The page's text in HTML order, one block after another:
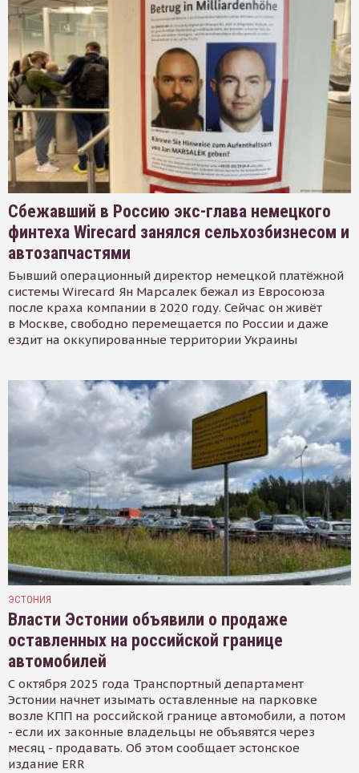
Сбежавший в Россию экс-глава немецкого
финтеха Wirecard занялся сельхозбизнесом и
автозапчастями
Бывший операционный директор немецкой платёжной
системы Wirecard Ян Марсалек бежал из Евросоюза
после краха компании в 2020 году. Сейчас он живёт
в Москве, свободно перемещается по России и даже
ездит на оккупированные территории Украины
ЭСТОНИЯ
Власти Эстонии объявили о продаже
оставленных на российской границе
автомобилей
С октября 2025 года Транспортный департамент
Эстонии начнет изымать оставленные на парковке
возле КПП на российской границе автомобили, а потом
- если их законные владельцы не объявятся через
месяц - продавать. Об этом сообщает эстонское
издание ERR